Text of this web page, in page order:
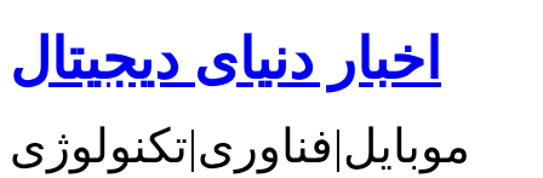
اخبار دنیای دیجیتال
موبایل|فناوری|تکنولوژی